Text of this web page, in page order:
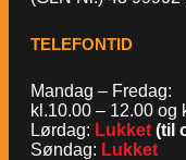
TELEFONTID
Mandag – Fredag:
kl.10.00 – 12.00 og
Lørdag: Lukket (til
Søndag: Lukket